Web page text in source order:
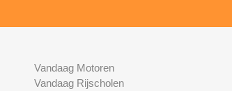
Vandaag Motoren
Vandaag Rijscholen